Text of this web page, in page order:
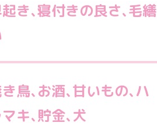
き､寝付きの良さ､毛繕
鳥､お酒､甘いもの､ハ
キ､貯金､犬